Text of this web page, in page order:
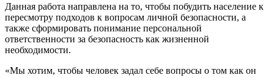
Данная работа направлена на то, чтобы побудить население к
пересмотру подходов к вопросам личной безопасности, а
также сформировать понимание персональной
ответственности за безопасность как жизненной
необходимости.
«Мы хотим, чтобы человек задал себе вопросы о том как он